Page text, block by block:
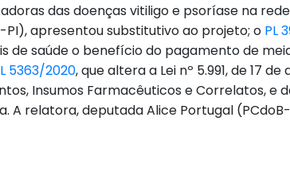
das doenças vitiligo e psoríase na
PI), apresentou substitutivo ao projeto; o PL
de saúde o benefício do pagamento de
5363/2020, que altera a Lei nº 5.991, de 17
Insumos Farmacêuticos e Correlatos, e
A relatora, deputada Alice Portugal